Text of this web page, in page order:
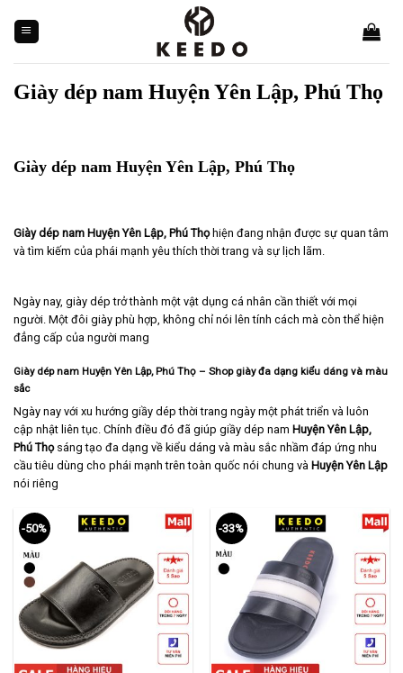
content
Giày dép nam Huyện Yên Lập, Phú Thọ
Giày dép nam Huyện Yên Lập, Phú Thọ
Giày dép nam Huyện Yên Lập, Phú Thọ hiện đang nhận được sự quan tâm
và tìm kiếm của phái mạnh yêu thích thời trang và sự lịch lãm.
Ngày nay, giày dép trở thành một vật dụng cá nhân cần thiết với mọi
người. Một đôi giày phù hợp, không chỉ nói lên tính cách mà còn thể hiện
đẳng cấp của người mang
Giày dép nam Huyện Yên Lập, Phú Thọ – Shop giày đa dạng kiểu dáng và màu
sắc
Ngày nay với xu hướng giầy dép thời trang ngày một phát triển và luôn
cập nhật liên tục. Chính điều đó đã giúp giầy dép nam Huyện Yên Lập,
Phú Thọ sáng tạo đa dạng về kiểu dáng và màu sắc nhầm đáp ứng nhu
cầu tiêu dùng cho phái mạnh trên toàn quốc nói chung và Huyện Yên Lập
nói riêng
-50% -33%